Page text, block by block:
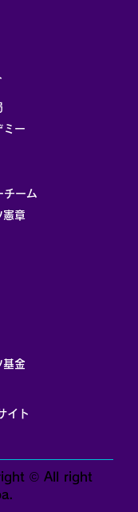
ミー
チーム
憲章
基金
イト
© All right